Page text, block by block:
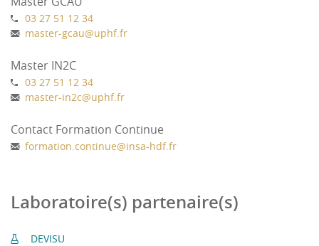
03 27 51 12 34
master-gcau@uphf.fr
Master IN2C
03 27 51 12 34
master-in2c@uphf.fr
Contact Formation Continue
formation.continue@insa-hdf.fr
Laboratoire(s) partenaire(s)
DEVISU